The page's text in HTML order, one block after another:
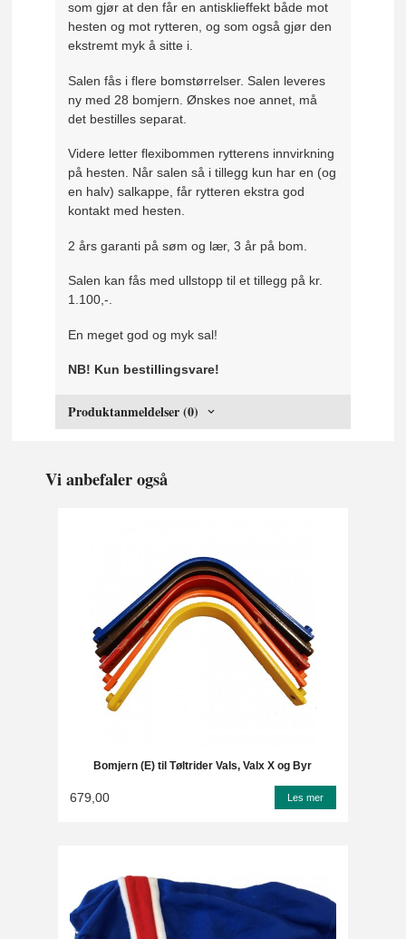
som gjør at den får en antisklieffekt både mot
hesten og mot rytteren, og som også gjør den
ekstremt myk å sitte i.
Salen fås i flere bomstørrelser. Salen leveres
ny med 28 bomjern. Ønskes noe annet, må
det bestilles separat.
Videre letter flexibommen rytterens innvirkning
på hesten. Når salen så i tillegg kun har en (og
en halv) salkappe, får rytteren ekstra god
kontakt med hesten.
2 års garanti på søm og lær, 3 år på bom.
Salen kan fås med ullstopp til et tillegg på kr.
1.100,-.
En meget god og myk sal!
NB! Kun bestillingsvare!
Produktanmeldelser (0)
Vi anbefaler også
Bomjern (E) til Tøltrider Vals, Valx X og Byr
679,00 Les mer